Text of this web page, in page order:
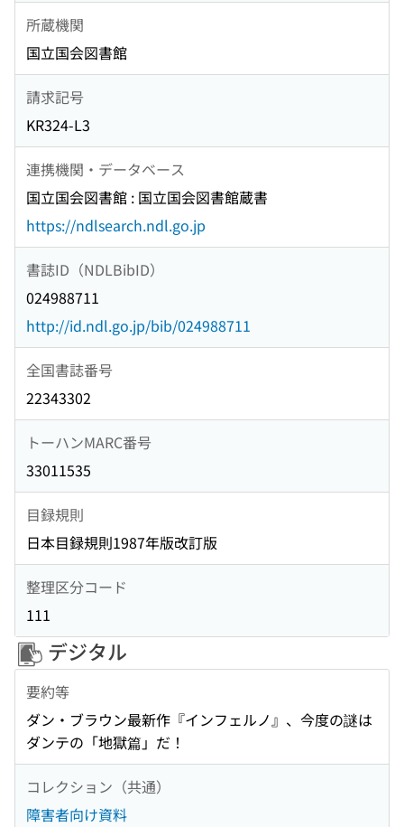
所蔵機関
国立国会図書館
請求記号
KR324-L3
連携機関・データベース
国立国会図書館 : 国立国会図書館蔵書
https://ndlsearch.ndl.go.jp
書誌ID（NDLBibID）
024988711
http://id.ndl.go.jp/bib/024988711
全国書誌番号
22343302
トーハンMARC番号
33011535
目録規則
日本目録規則1987年版改訂版
整理区分コード
111
デジタル
要約等
ダン・ブラウン最新作『インフェルノ』、今度の謎は
ダンテの「地獄篇」だ！
コレクション（共通）
障害者向け資料